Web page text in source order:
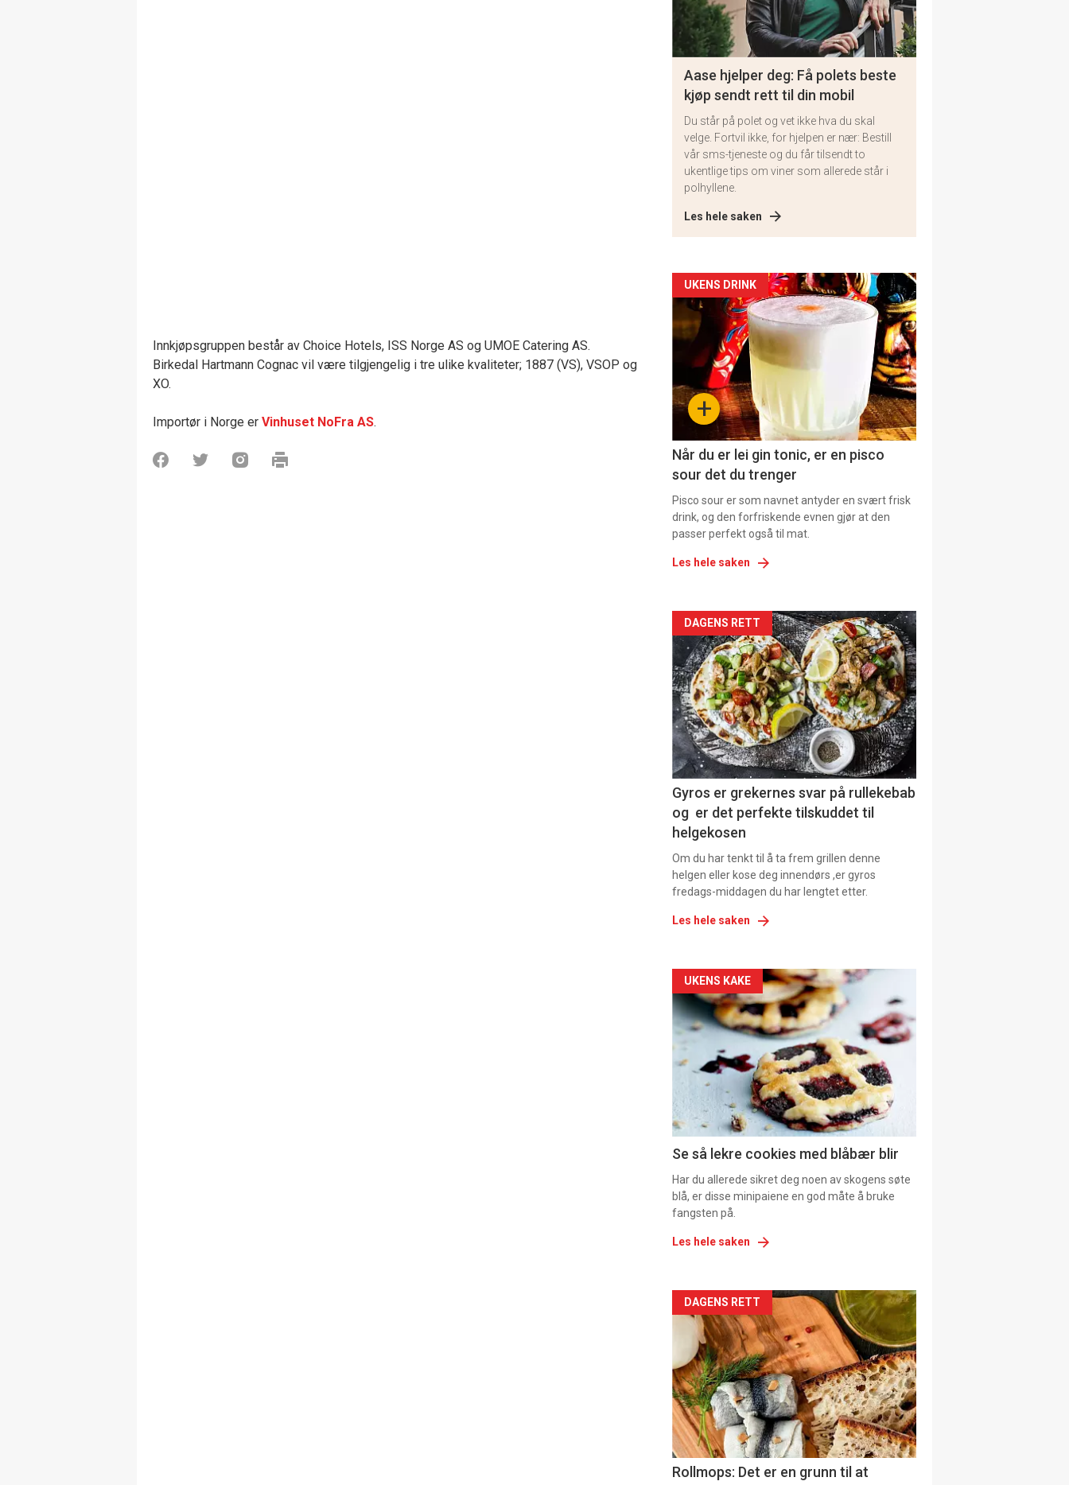
Innkjøpsgruppen består av Choice Hotels, ISS Norge AS og UMOE Catering AS.
Birkedal Hartmann Cognac vil være tilgjengelig i tre ulike kvaliteter; 1887 (VS), VSOP og
XO.
Importør i Norge er Vinhuset NoFra AS.
Aase hjelper deg: Få polets beste
kjøp sendt rett til din mobil
Du står på polet og vet ikke hva du skal
velge. Fortvil ikke, for hjelpen er nær: Bestill
vår sms-tjeneste og du får tilsendt to
ukentlige tips om viner som allerede står i
polhyllene.
Les hele saken
Artikler
detail
section
11+
UKENS DRINK
Når du er lei gin tonic, er en pisco
sour det du trenger
Pisco sour er som navnet antyder en svært frisk
drink, og den forfriskende evnen gjør at den
passer perfekt også til mat.
Les hele saken
Artikler
detail
-
section
11
Dagens
rett
DAGENS RETT
Gyros er grekernes svar på rullekebab
og er det perfekte tilskuddet til
helgekosen
Om du har tenkt til å ta frem grillen denne
helgen eller kose deg innendørs ,er gyros
fredags-middagen du har lengtet etter.
Les hele saken
Artikler
detail
-
section
11
Dagens
rett
2
UKENS KAKE
Se så lekre cookies med blåbær blir
Har du allerede sikret deg noen av skogens søte
blå, er disse minipaiene en god måte å bruke
fangsten på.
Les hele saken
Artikler
detail
-
section
11
Ukens
DAGENS RETT
Rollmops: Det er en grunn til at